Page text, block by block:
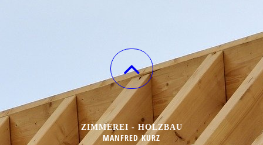
ZIMMEREI - HOLZBAU
MANFRED KURZ